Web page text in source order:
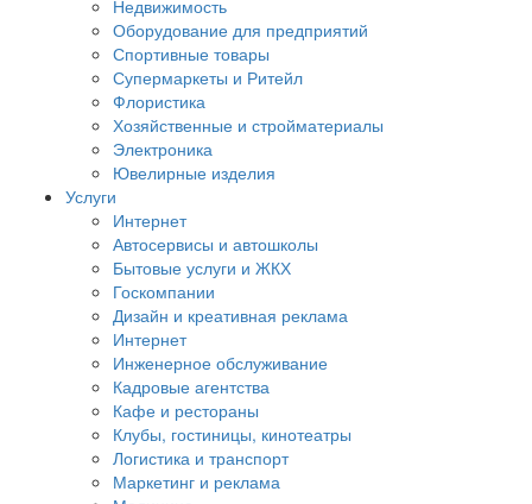
Недвижимость
Оборудование для предприятий
Спортивные товары
Супермаркеты и Ритейл
Флористика
Хозяйственные и стройматериалы
Электроника
Ювелирные изделия
Услуги
Интернет
Автосервисы и автошколы
Бытовые услуги и ЖКХ
Госкомпании
Дизайн и креативная реклама
Интернет
Инженерное обслуживание
Кадровые агентства
Кафе и рестораны
Клубы, гостиницы, кинотеатры
Логистика и транспорт
Маркетинг и реклама